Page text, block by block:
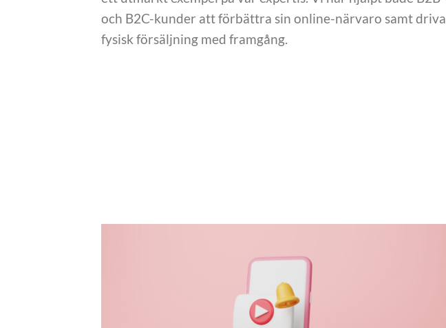
och B2C-kunder att förbättra sin online-närvaro samt driva
fysisk försäljning med framgång.